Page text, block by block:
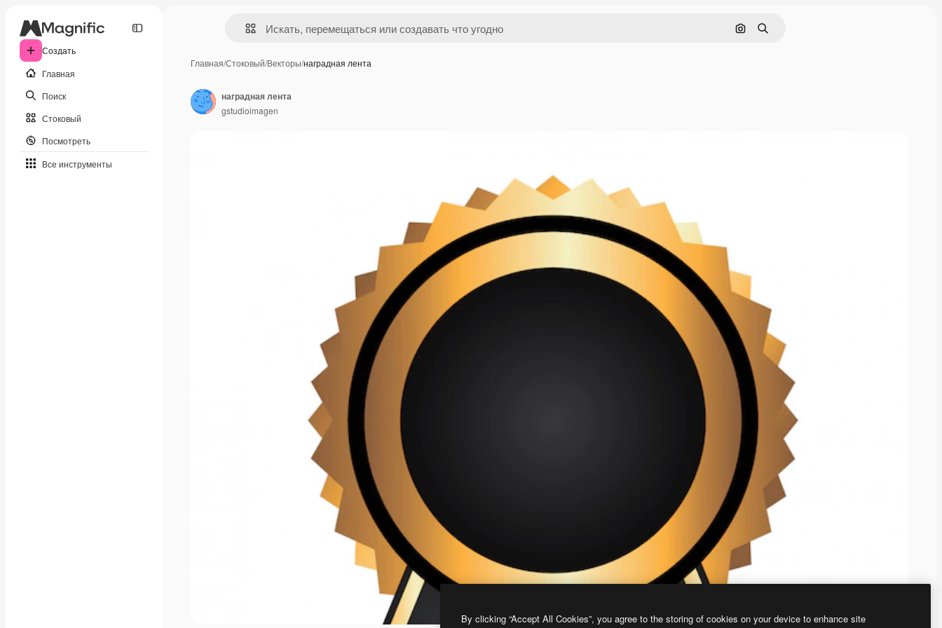
Создать
Главная
Поиск
Стоковый
Посмотреть
Все инструменты
Поиск по изображению
Поиск
Главная/Стоковый/Векторы/наградная лента
наградная лента
gstudioimagen
By clicking “Accept All Cookies”, you agree to the storing of cookies on your device to enhance site